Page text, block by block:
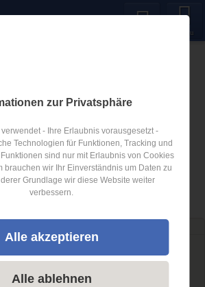
Menu
Lkw Anhänger
Blog
Neues über Anhänger
ThemaUnterschied Pkw
Pkw Anhänger Lkw Anhänger
zur Privatsphäre
- Ihre Erlaubnis vorausgesetzt -
Technologien für Funktionen, Tracking und
sind nur mit Erlaubnis von Cookies
brauchen wir Ihr Einverständnis um Daten zu
Grundlage wir diese Website weiter
verbessern.
Alle akzeptieren
Alle ablehnen